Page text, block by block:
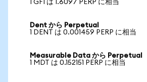
1 GFI は 1.6097 PERP に相当
Dent から Perpetual
1 DENT は 0.001459 PERP に相当
Measurable Data から Perpetual
1 MDT は 0.152151 PERP に相当